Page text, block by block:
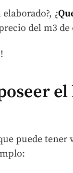
¿
del m3
puede tener